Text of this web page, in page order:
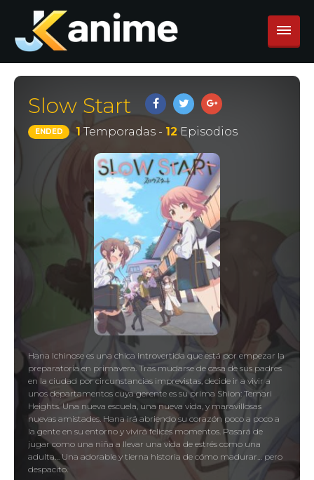
Slow Start
ENDED 1 Temporadas - 12 Episodios
Hana Ichinose es una chica introvertida que está por empezar la
preparatoria en primavera. Tras mudarse de casa de sus padres
en la ciudad por circunstancias imprevistas, decide ir a vivir a
unos departamentos cuya gerente es su prima Shion: Temari
Heights. Una nueva escuela, una nueva vida, y maravillosas
nuevas amistades. Hana irá abriendo su corazón poco a poco a
la gente en su entorno y vivirá felices momentos. Pasará de
jugar como una niña a llevar una vida de estrés como una
adulta… Una adorable y tierna historia de cómo madurar… pero
despacito.